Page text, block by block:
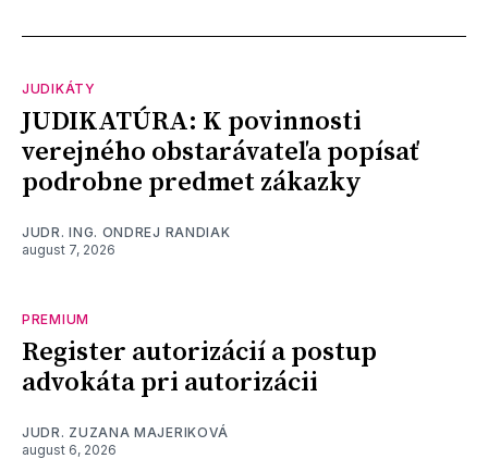
JUDIKÁTY
JUDIKATÚRA: K povinnosti
verejného obstarávateľa popísať
podrobne predmet zákazky
JUDR. ING. ONDREJ RANDIAK
august 7, 2026
PREMIUM
Register autorizácií a postup
advokáta pri autorizácii
JUDR. ZUZANA MAJERIKOVÁ
august 6, 2026